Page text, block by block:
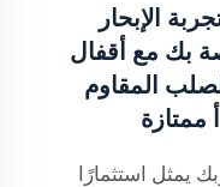
الإبحار
بك مع أقفال
المقاوم
ممتازة
يمثل استثمارًا